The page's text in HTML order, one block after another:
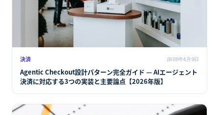
決済 2026年4月9日
Agentic Checkout設計パターン完全ガイド — AIエージェント
決済に対応する3つの実装と主要論点【2026年版】